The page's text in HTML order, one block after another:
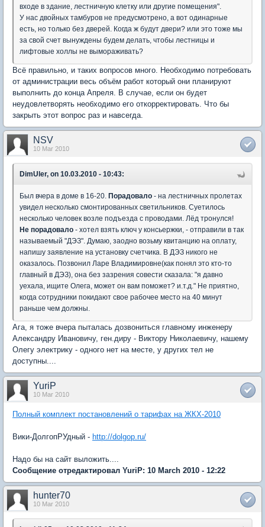
входе в здание, лестничную клетку или другие помещения".
У нас двойных тамбуров не предусмотрено, а вот одинарные
есть, но только без дверей. Когда ж будут двери? или это тоже мы
за свой счет вынуждены будем делать, чтобы лестницы и
лифтовые холлы не вымораживать?
Всё правильно, и таких вопросов много. Необходимо потребовать
от администрации весь объём работ который они планируют
выполнить до конца Апреля. В случае, если он будет
неудовлетворять необходимо его откорректировать. Что бы
закрыть этот вопрос раз и навсегда.
NSV
10 Mar 2010
DimUler, on 10.03.2010 - 10:43:
Был вчера в доме в 16-20. Порадовало - на лестничных пролетах
увидел несколько смонтированных светильников. Суетилось
несколько человек возле подъезда с проводами. Лёд тронулся!
Не порадовало - хотел взять ключ у консьержки, - отправили в так
называемый "ДЭЗ". Думаю, заодно возьму квитанцию на оплату,
напишу заявление на установку счетчика. В ДЭЗ никого не
оказалось. Позвонил Ларе Владимировне(как понял это кто-то
главный в ДЭЗ), она без зазрения совести сказала: "я давно
уехала, ищите Олега, может он вам поможет? и.т.д." Не приятно,
когда сотрудники покидают свое рабочее место на 40 минут
раньше чем должны.
Ага, я тоже вчера пыталась дозвониться главному инженеру
Александру Ивановичу, ген.диру - Виктору Николаевичу, нашему
Олегу электрику - одного нет на месте, у других тел не
доступны....
YuriP
10 Mar 2010
Полный комплект постановлений о тарифах на ЖКХ-2010
Вики-ДолгопРУдный - http://dolgop.ru/
Надо бы на сайт выложить....
Сообщение отредактировал YuriP: 10 March 2010 - 12:22
hunter70
10 Mar 2010